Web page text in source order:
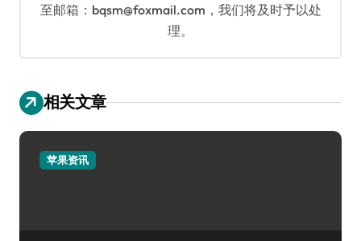
至邮箱：bqsm@foxmail.com，我们将及时予以处
理。
相关文章
苹果资讯